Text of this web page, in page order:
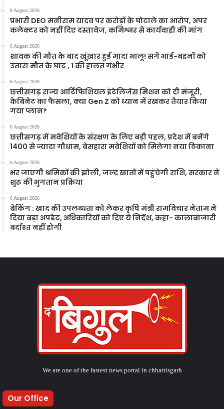
6 August 2026
प्रभारी DEO मनीराम यादव पर करोड़ों के घोटाले का आरोप, अपर
कलेक्टर को नहीं दिए दस्तावेज, कमिश्नर से कार्यवाही की मांग
6 August 2026
शावक की मौत के बाद खूंखार हुई मादा भालू! सगे भाई-बहनों को
उतारा मौत के घाट , 1 की हालत गंभीर
6 August 2026
छत्तीसगढ़ राज्य आर्टिफिशियल इंटेलिजेंस मिशन को दी मंजूरी,
केबिनेट का फैसला, क्या Gen Z को ध्यान में रखकर तैयार किया
गया प्लान?
6 August 2026
छत्तीसगढ़ में मवेशियों के संरक्षण के लिए बड़ी पहल, प्रदेश में बनेंगे
1400 से ज्यादा गौधाम, बेसहारा मवेशियों को मिलेगा नया ठिकाना
6 August 2026
भर जाएगी श्रमिकों की झोली, जल्द खातों में पहुंचेगी राशि, सरकार ने
शुरू की भुगतान प्रक्रिया
6 August 2026
ब्रेकिंग : खाद की उपलब्धता को लेकर कृषि मंत्री रामविचार नेताम ने
दिया बड़ा अपडेट, अधिकारियों को दिए ये निर्देश, कहा- कालाबाजारी
बर्दाश्त नहीं होगी
We are one of the fastest news portal in chhattisgarh
Our Office